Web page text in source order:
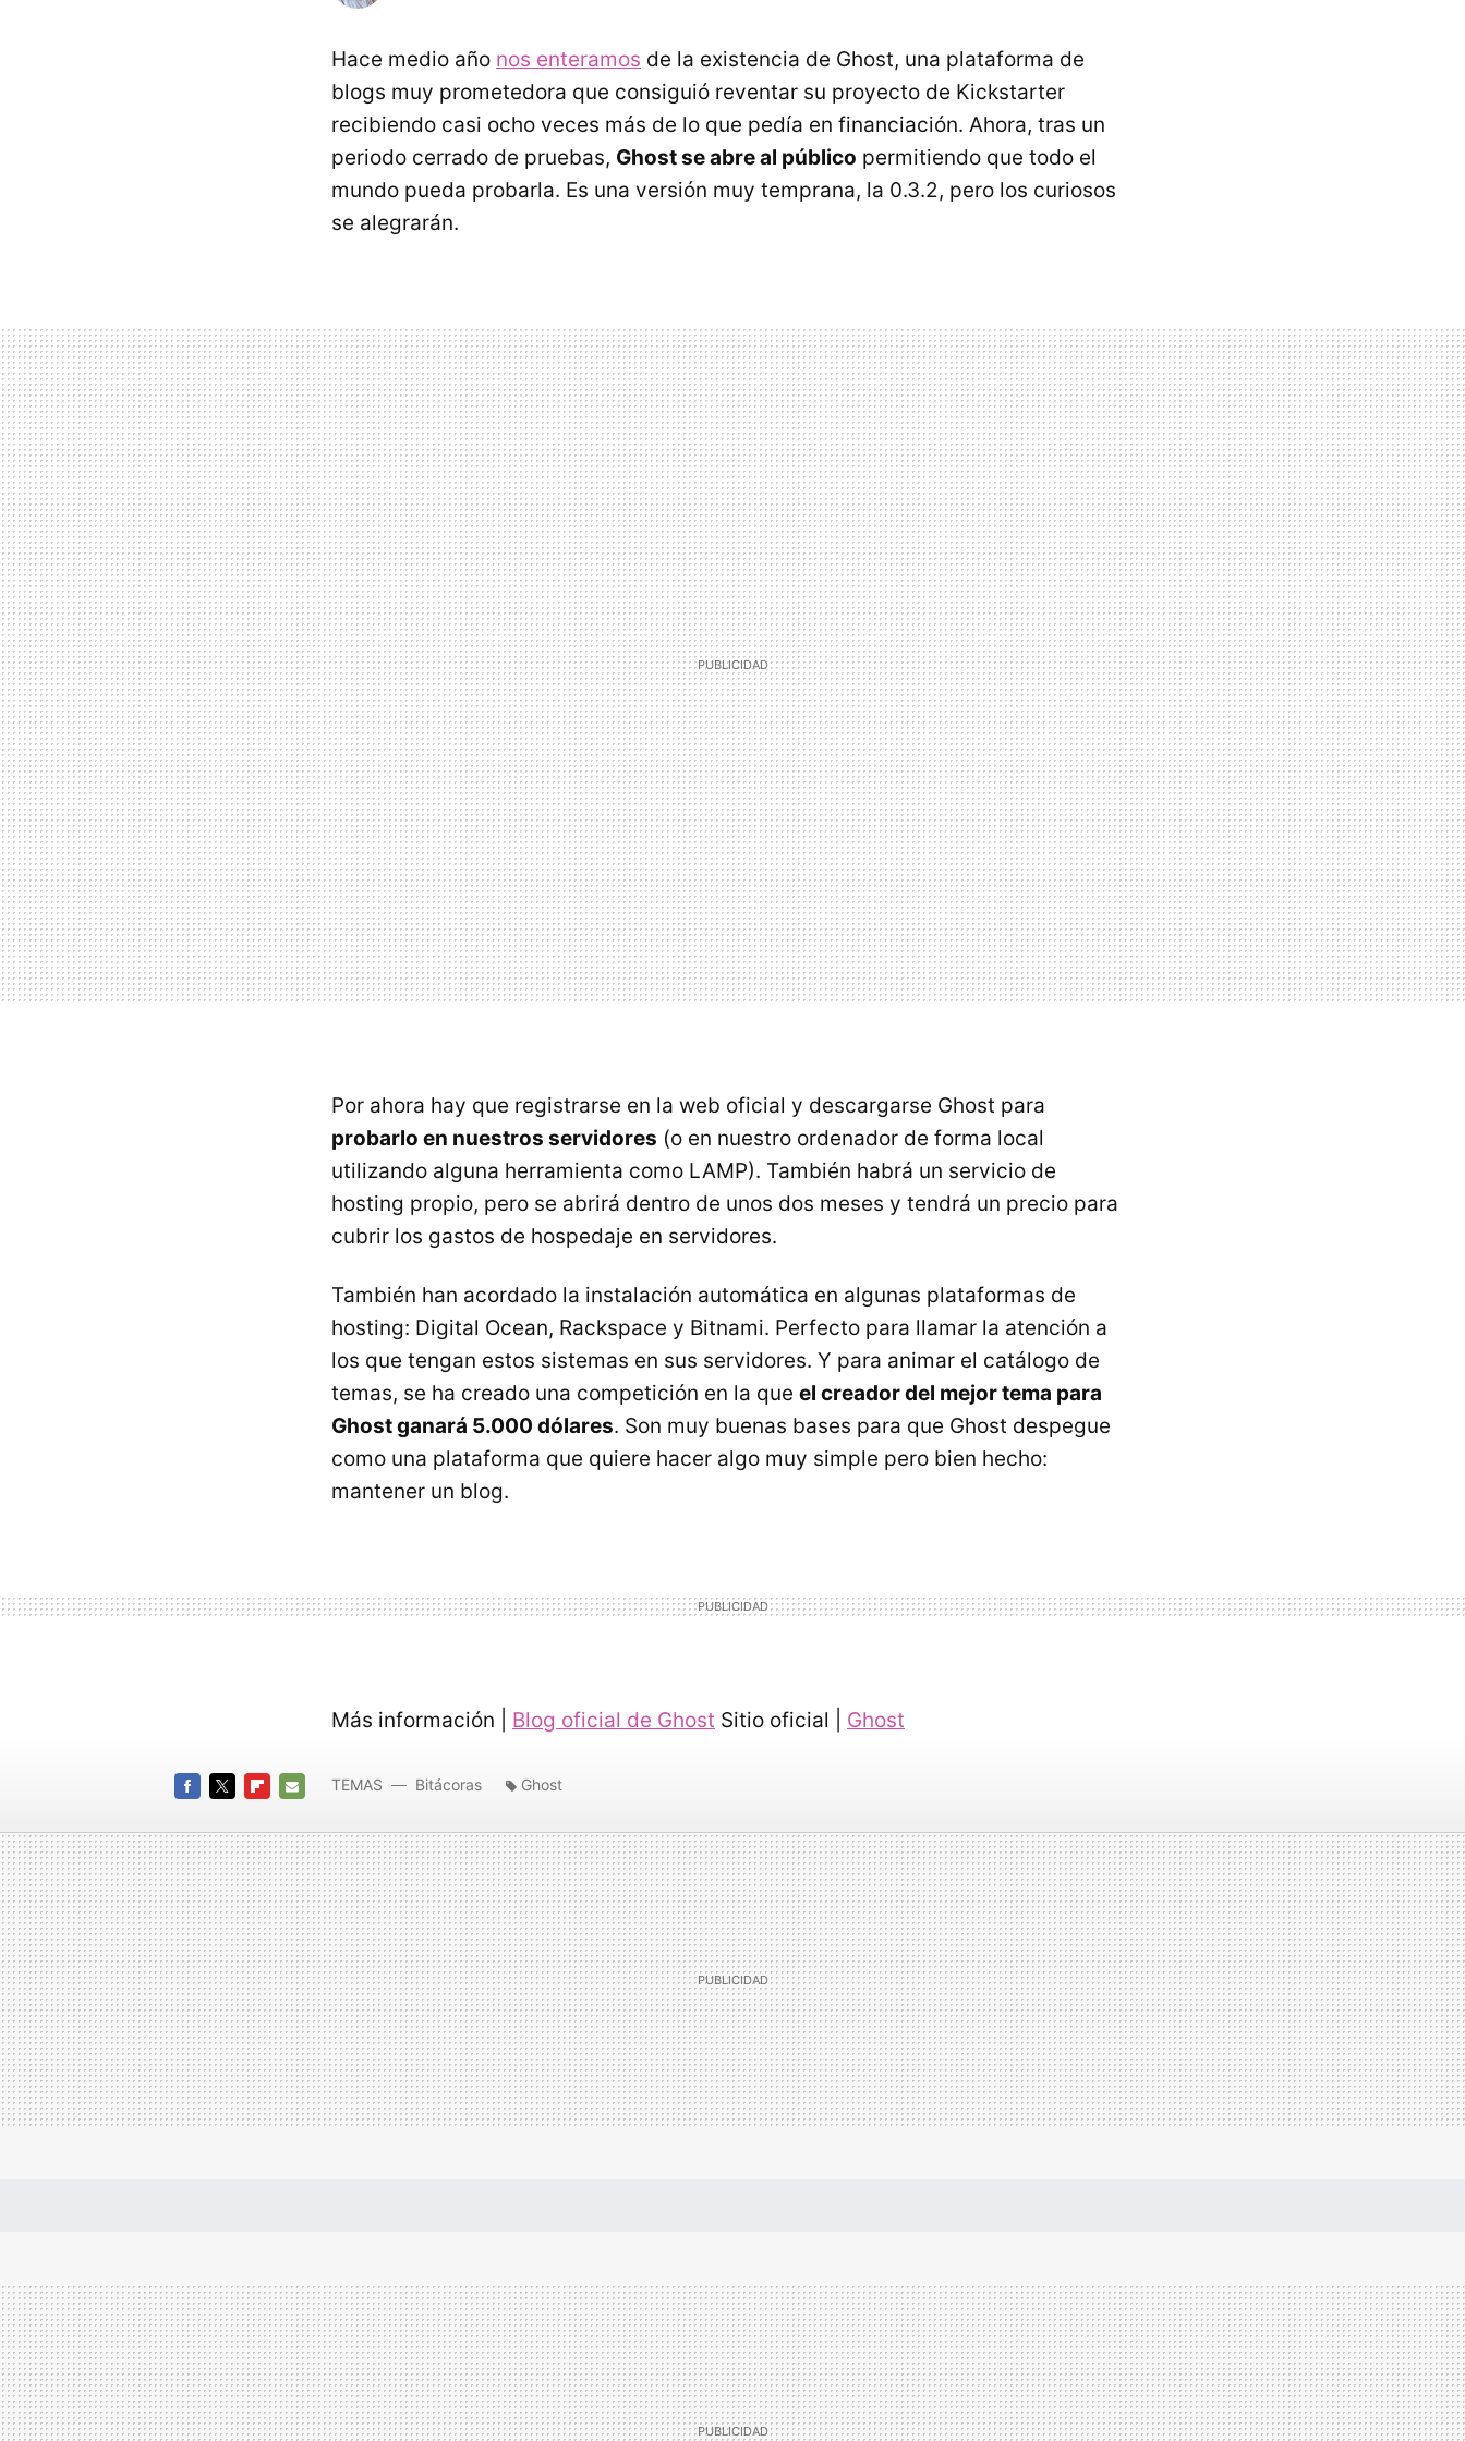
Hace medio año nos enteramos de la existencia de Ghost, una plataforma de
blogs muy prometedora que consiguió reventar su proyecto de Kickstarter
recibiendo casi ocho veces más de lo que pedía en financiación. Ahora, tras un
periodo cerrado de pruebas, Ghost se abre al público permitiendo que todo el
mundo pueda probarla. Es una versión muy temprana, la 0.3.2, pero los curiosos
se alegrarán.
Por ahora hay que registrarse en la web oficial y descargarse Ghost para
probarlo en nuestros servidores (o en nuestro ordenador de forma local
utilizando alguna herramienta como LAMP). También habrá un servicio de
hosting propio, pero se abrirá dentro de unos dos meses y tendrá un precio para
cubrir los gastos de hospedaje en servidores.
También han acordado la instalación automática en algunas plataformas de
hosting: Digital Ocean, Rackspace y Bitnami. Perfecto para llamar la atención a
los que tengan estos sistemas en sus servidores. Y para animar el catálogo de
temas, se ha creado una competición en la que el creador del mejor tema para
Ghost ganará 5.000 dólares. Son muy buenas bases para que Ghost despegue
como una plataforma que quiere hacer algo muy simple pero bien hecho:
mantener un blog.
Más información | Blog oficial de Ghost Sitio oficial | Ghost
MAIL
TEMAS Bitácoras Ghost